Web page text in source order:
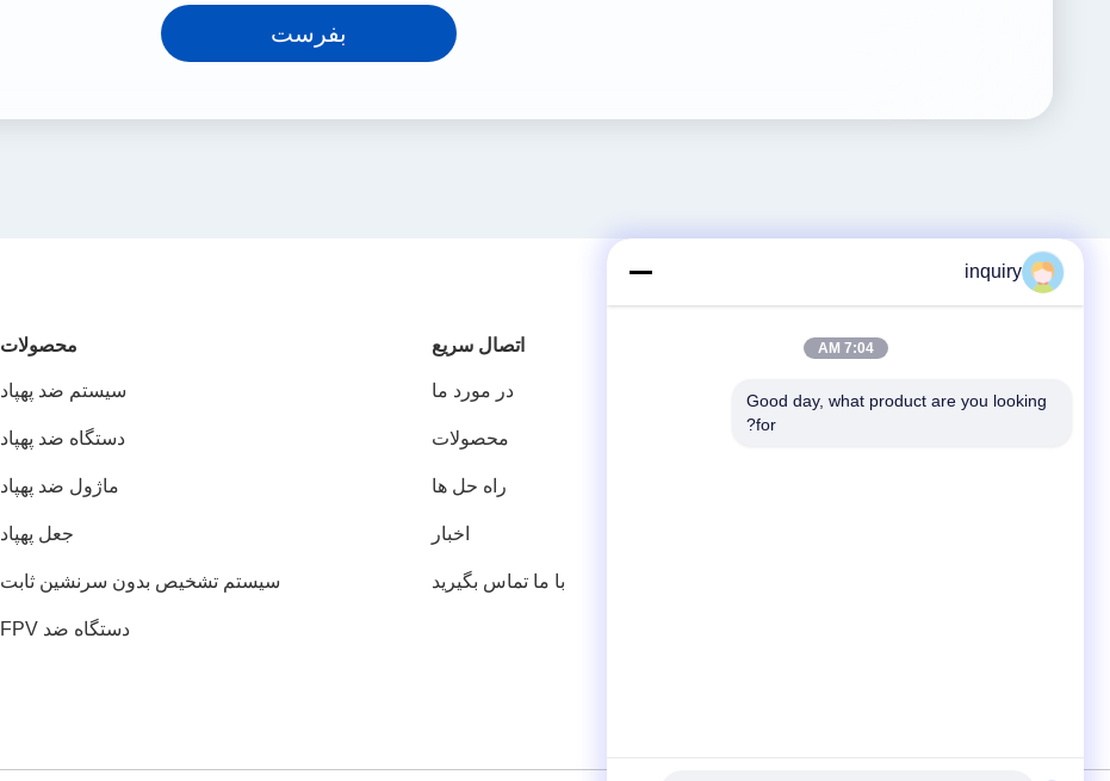
بفرست
اتصال سریع
در مورد ما
محصولات
راه حل ها
اخبار
با ما تماس بگیرید
محصولات
سیستم ضد پهپاد
دستگاه ضد پهپاد
ماژول ضد پهپاد
جعل پهپاد
سیستم تشخیص بدون سرنشین ثابت
دستگاه ضد FPV
inquiry
7:04 AM
Good day, what product are you looking
for?